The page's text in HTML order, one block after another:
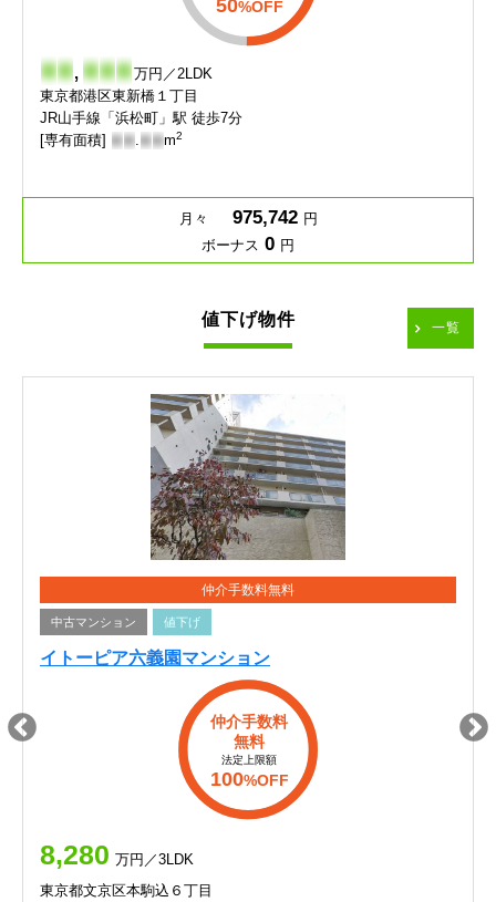
50%OFF
- - ,- - - 万円／2LDK
東京都港区東新橋１丁目
JR山手線「浜松町」駅 徒歩7分
[専有面積] - - .- - m2
月々 975,742 円
ボーナス 0 円
値下げ物件 一覧
仲介手数料無料
中古マンション 値下げ
イトーピア六義園マンション
仲介手数料
無料
法定上限額
100%OFF
8,280 万円／3LDK
東京都文京区本駒込６丁目